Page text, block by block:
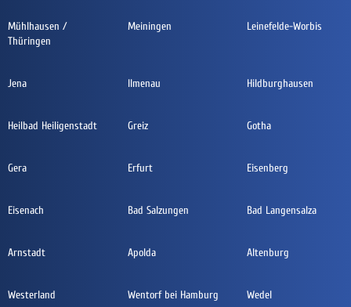
Mühlhausen /
Thüringen
Meiningen Leinefelde-Worbis
Jena Ilmenau Hildburghausen
Heilbad Heiligenstadt Greiz Gotha
Gera Erfurt Eisenberg
Eisenach Bad Salzungen Bad Langensalza
Arnstadt Apolda Altenburg
Westerland Wentorf bei Hamburg Wedel